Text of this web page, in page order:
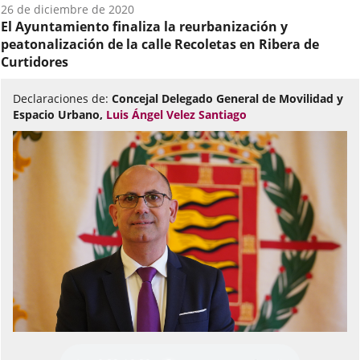
Fecha
del
audio:
26 de diciembre de 2020
El Ayuntamiento finaliza la reurbanización y
peatonalización de la calle Recoletas en Ribera de
Curtidores
Declaraciones de: Concejal Delegado General de Movilidad y
Espacio Urbano, Luis Ángel Velez Santiago